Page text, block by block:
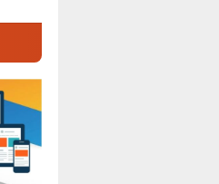
Dinas, Kepala BNN RI